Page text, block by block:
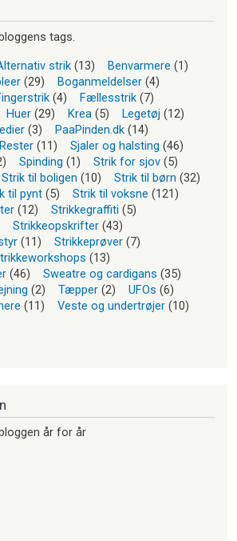
tags.
strik (13) Benvarmere (1)
(29) Boganmeldelser (4)
(4) Fællesstrik (7)
Huer (29) Krea (5) Legetøj (12)
(3) PaaPinden.dk (14)
Rester (11) Sjaler og halsting (46)
Spinding (1) Strik for sjov (5)
Strik til boligen (10) Strik til børn (32)
til pynt (5) Strik til voksne (121)
(12) Strikkegraffiti (5)
Strikkeopskrifter (43)
(11) Strikkeprøver (7)
(13)
(46) Sweatre og cardigans (35)
(2) Tæpper (2) UFOs (6)
(11) Veste og undertrøjer (10)
år for år